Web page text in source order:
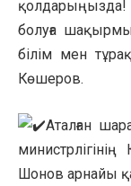
қолдарыңызда!
болуға
білім мен
Көшеров.
Аталған
Шонов арнайы